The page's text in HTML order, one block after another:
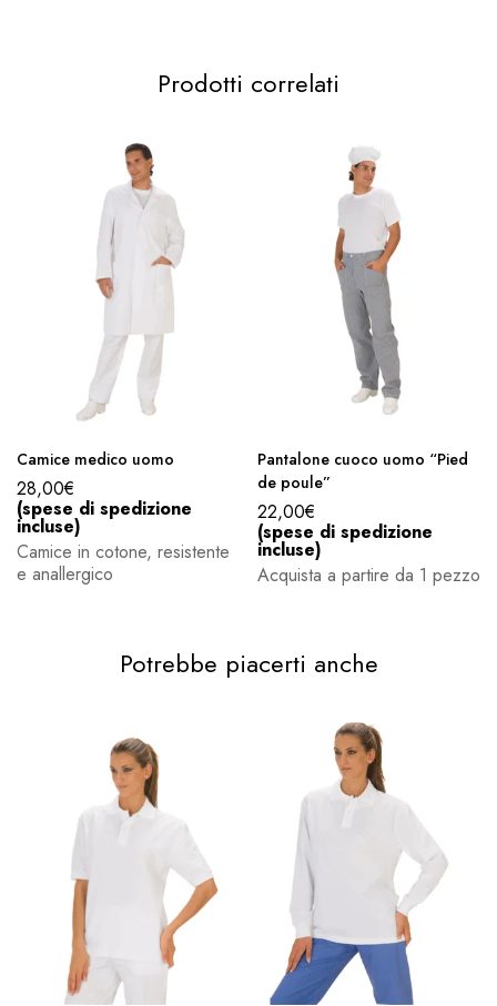
Prodotti correlati
Camice medico uomo
28,00€
(spese di spedizione
incluse)
Camice in cotone, resistente
e anallergico
Pantalone cuoco uomo “Pied
de poule”
22,00€
(spese di spedizione
incluse)
Acquista a partire da 1 pezzo
Potrebbe piacerti anche